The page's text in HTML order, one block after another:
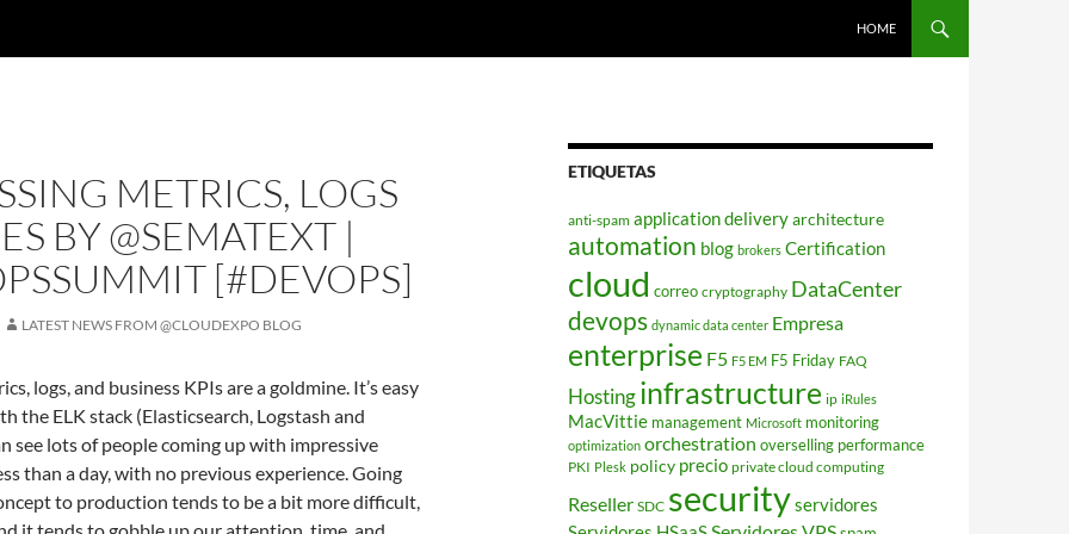
HOME
METRICS, LOGS
BY @SEMATEXT |
[#DEVOPS]
LATEST NEWS FROM @CLOUDEXPO BLOG
logs, and business KPIs are a goldmine. It’s easy
the ELK stack (Elasticsearch, Logstash and
see lots of people coming up with impressive
than a day, with no previous experience. Going
to production tends to be a bit more difficult,
ETIQUETAS
anti-spam application deliveryarchitecture
automation blog brokers Certification
cloud correo cryptography DataCenter
devops dynamic data center Empresa
enterprise F5 F5 EM F5 Friday FAQ
Hostinginfrastructure ip iRules
MacVittie management Microsoft monitoring
optimization orchestration overselling performance
PKI Plesk policy precio private cloud computing
Reseller SDC securityservidores